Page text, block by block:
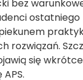
bez
ostatniego
rozwiązań.
się